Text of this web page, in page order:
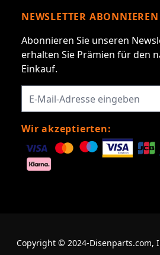
NEWSLETTER ABONNIEREN
Abonnieren Sie unseren
erhalten Sie Prämien für den
Einkauf.
Wir akzeptierten:
Copyright © 2024-Disenparts.com,